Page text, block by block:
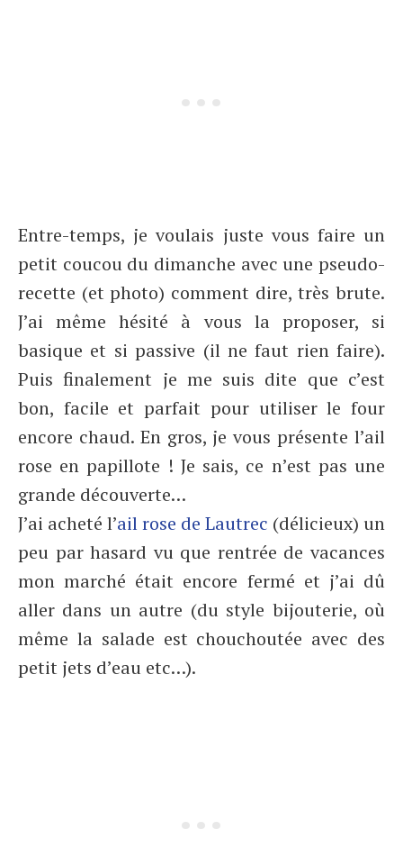
Entre-temps, je voulais juste vous faire un
petit coucou du dimanche avec une pseudo-
recette (et photo) comment dire, très brute.
J’ai même hésité à vous la proposer, si
basique et si passive (il ne faut rien faire).
Puis finalement je me suis dite que c’est
bon, facile et parfait pour utiliser le four
encore chaud. En gros, je vous présente l’ail
rose en papillote ! Je sais, ce n’est pas une
grande découverte…
J’ai acheté l’ail rose de Lautrec (délicieux) un
peu par hasard vu que rentrée de vacances
mon marché était encore fermé et j’ai dû
aller dans un autre (du style bijouterie, où
même la salade est chouchoutée avec des
petit jets d’eau etc…).